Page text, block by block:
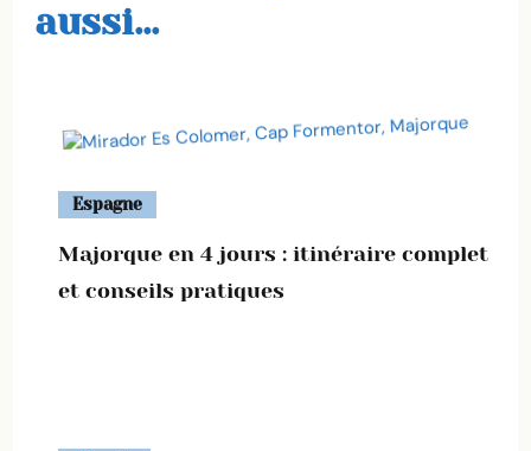
aussi...
Espagne
Majorque en 4 jours : itinéraire complet
et conseils pratiques